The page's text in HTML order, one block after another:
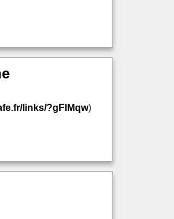
links/?gFlMqw)